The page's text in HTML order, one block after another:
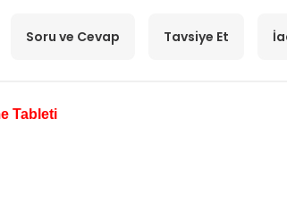
Soru ve Cevap Tavsiye Et
Tableti